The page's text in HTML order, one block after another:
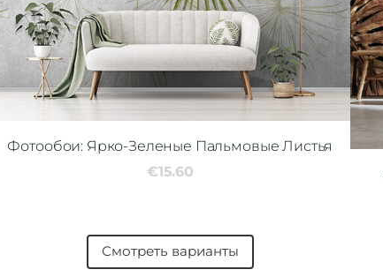
Фотообои: Ярко-Зеленые Пальмовые Листья
€15.60
Смотреть варианты